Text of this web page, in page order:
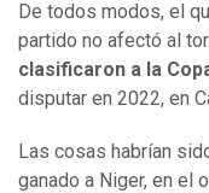
De todos modos, el
partido no afectó al
clasificaron a la
disputar en 2022, en
Las cosas habrían
ganado a Niger, en el